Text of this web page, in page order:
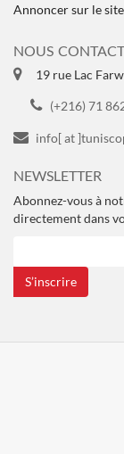
Annoncer sur le site
NOUS
19 rue Lac
(+216) 71
info[ at
NEWSLETTER
Abonnez-vous à
directement dans
S’inscrire